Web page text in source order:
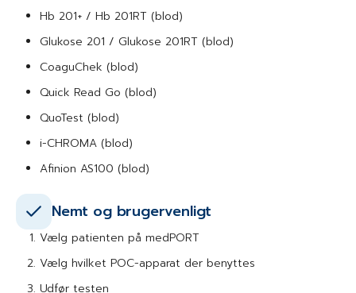
Hb 201+ / Hb 201RT (blod)
Glukose 201 / Glukose 201RT (blod)
CoaguChek (blod)
Quick Read Go (blod)
QuoTest (blod)
i-CHROMA (blod)
Afinion AS100 (blod)
Nemt og brugervenligt
Vælg patienten på medPORT
Vælg hvilket POC-apparat der benyttes
Udfør testen